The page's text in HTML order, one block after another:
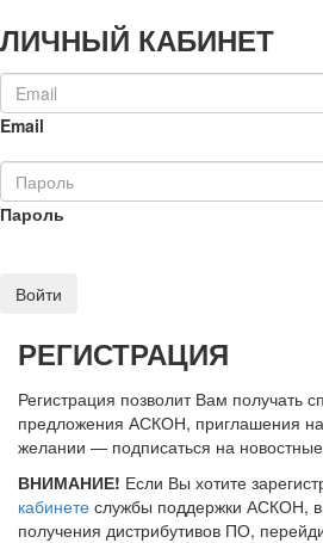
ЛИЧНЫЙ КАБИНЕТ
Email
Пароль
Войти
РЕГИСТРАЦИЯ
Регистрация позволит Вам получать
предложения АСКОН, приглашения
желании — подписаться на
ВНИМАНИЕ! Если Вы хотите
кабинете службы поддержки АСКОН,
получения дистрибутивов ПО,